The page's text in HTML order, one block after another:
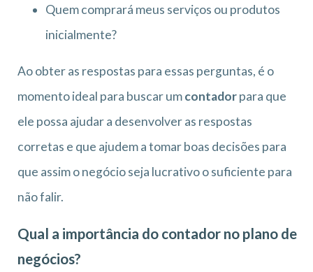
Quem comprará meus serviços ou produtos
inicialmente?
Ao obter as respostas para essas perguntas, é o
momento ideal para buscar umcontadorpara que
ele possa ajudar a desenvolver as respostas
corretas e que ajudem a tomar boas decisões para
que assim o negócio seja lucrativo o suficiente para
não falir.
Qual a importância do contador no plano de
negócios?